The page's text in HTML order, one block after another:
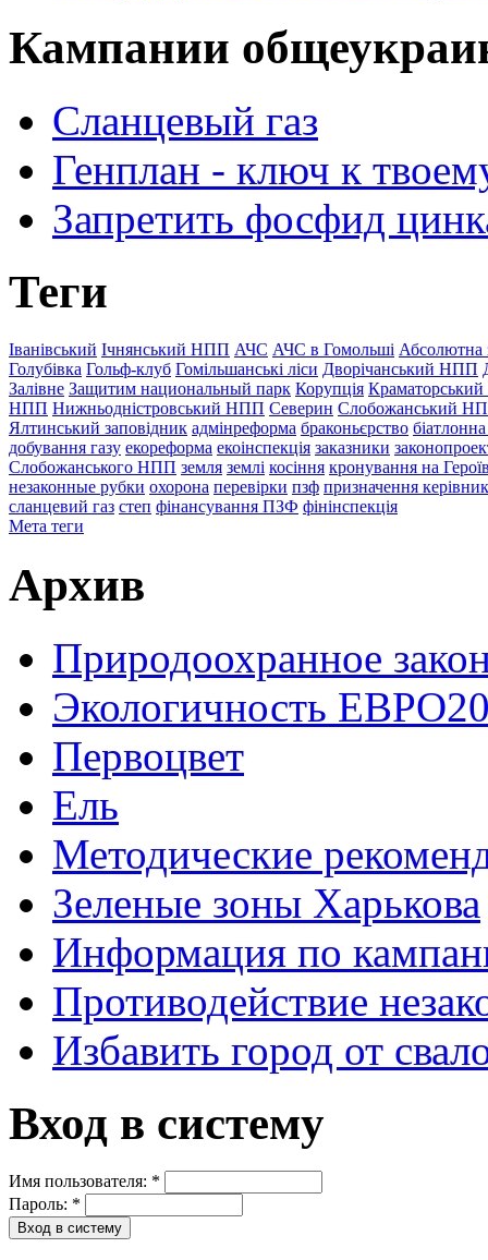
Кампании
Сланцевый газ
Генплан - ключ к
Запретить фосфид
Теги
Іванівський Ічнянський НПП АЧС АЧС в Гомольші Абсолютна
Голубівка Гольф-клуб Гомільшанські ліси Дворічанський НПП
Залівне Защитим национальный парк Корупція
НПП Нижньодністровський НПП Северин Слобожанський
Ялтинський заповідник адмінреформа браконьєрство
добування газу екореформа екоінспекція заказники
Слобожанського НПП земля землі косіння кронування на
незаконные рубки охорона перевірки пзф призначення
сланцевий газ степ фінансування ПЗФ фінінспекція
Мета теги
Архив
Природоохранное
Экологичность
Первоцвет
Ель
Методические
Зеленые зоны Харькова
Информация по
Противодействие
Избавить город от
Вход в систему
Имя пользователя: *
Пароль: *